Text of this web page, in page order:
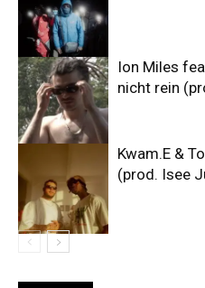
Ion Miles
nicht rein
Kwam.E &
(prod. Isee